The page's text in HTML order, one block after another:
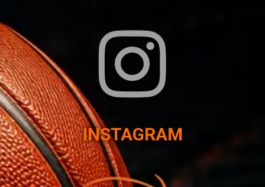
INSTAGRAM